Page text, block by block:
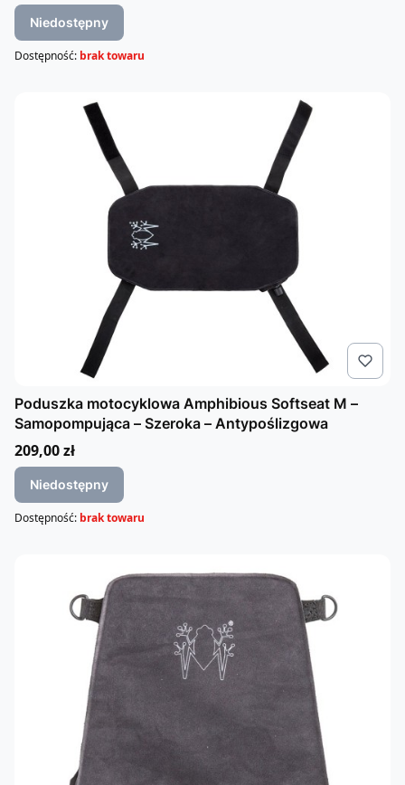
Niedostępny
Dostępność: brak towaru
Poduszka motocyklowa Amphibious Softseat M –
Samopompująca – Szeroka – Antypoślizgowa
Cena
209,00 zł
Niedostępny
Dostępność: brak towaru